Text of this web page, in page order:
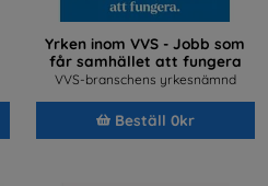
Yrken inom VVS - Jobb som
får samhället att fungera
VVS-branschens yrkesnämnd
Beställ 0kr